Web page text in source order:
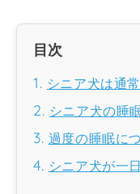
目次
シニア犬は通
シニア犬の睡
過度の睡眠に
シニア犬が一